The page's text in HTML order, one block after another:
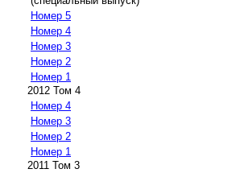
Номер 5
Номер 4
Номер 3
Номер 2
Номер 1
2012 Том 4
Номер 4
Номер 3
Номер 2
Номер 1
2011 Том 3